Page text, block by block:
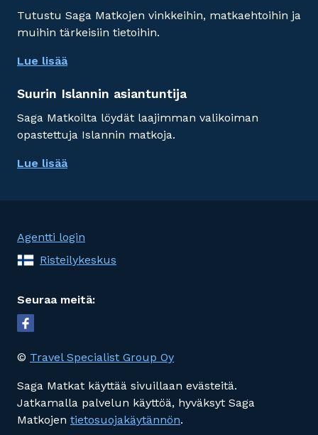
Tutustu Saga Matkojen vinkkeihin, matkaehtoihin ja
muihin tärkeisiin tietoihin.
Lue lisää
Suurin Islannin asiantuntija
Saga Matkoilta löydät laajimman valikoiman
opastettuja Islannin matkoja.
Lue lisää
Agentti login
Risteilykeskus
Seuraa meitä:
© Travel Specialist Group Oy
Saga Matkat käyttää sivuillaan evästeitä.
Jatkamalla palvelun käyttöä, hyväksyt Saga
Matkojen tietosuojakäytännön.